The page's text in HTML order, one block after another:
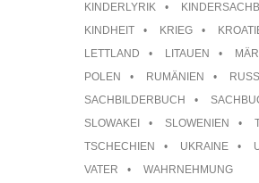
KINDERLYRIK
KINDHEIT
KRIEG
LETTLAND
LITAUEN
POLEN
RUMÄNIEN
SACHBILDERBUCH
SLOWAKEI
SLOWENIEN
TSCHECHIEN
UKRAINE
VATER
WAHRNEHMUNG